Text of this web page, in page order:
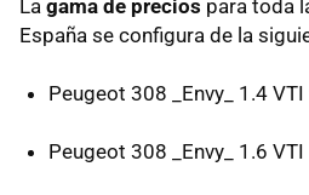
La gama de precios para toda
España se configura de la
Peugeot 308 _Envy_ 1.4
Peugeot 308 _Envy_ 1.6